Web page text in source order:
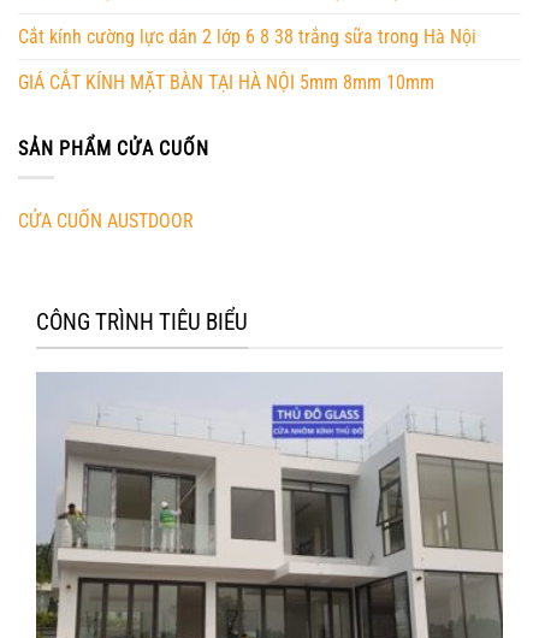
Cắt kính cường lực dán 2 lớp 6 8 38 trắng sữa trong Hà Nội
GIÁ CẮT KÍNH MẶT BÀN TẠI HÀ NỘI 5mm 8mm 10mm
SẢN PHẨM CỬA CUỐN
CỬA CUỐN AUSTDOOR
CÔNG TRÌNH TIÊU BIỂU